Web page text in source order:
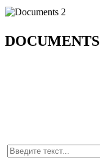
DOCUMENTS